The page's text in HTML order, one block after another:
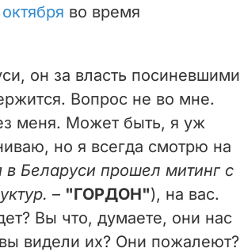
во время
он за власть посиневшими
Вопрос не во мне.
меня. Может быть, я уж
но я всегда смотрю на
в Беларуси прошел митинг с
– "ГОРДОН"), на вас.
Вы что, думаете, они нас
видели их? Они пожалеют?